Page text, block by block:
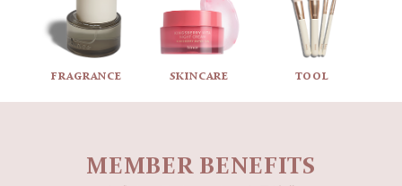
FRAGRANCE SKINCARE TOOL
MEMBER BENEFITS